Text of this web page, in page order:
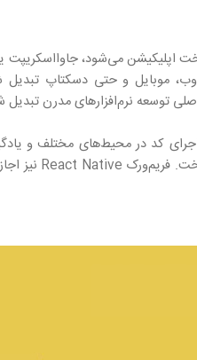
اپلیکیشن می‌شود، جاوااسکریپت
توسعه نرم‌افزارهای مدرن تبدیل
کد در محیط‌های مختلف و